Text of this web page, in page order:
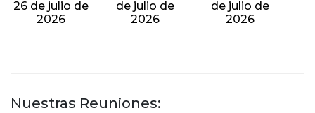
26 de julio de
2026
de julio de
2026
de julio de
2026
Nuestras Reuniones: